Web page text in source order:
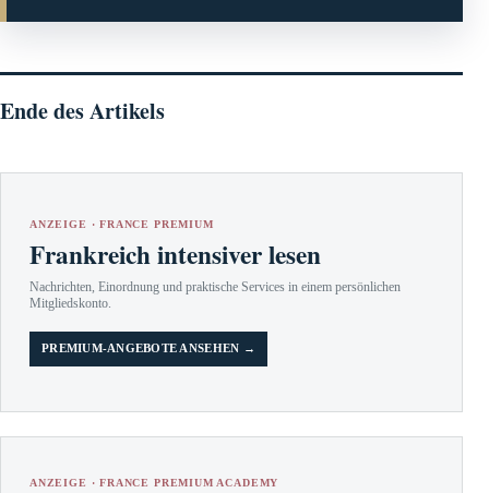
Ende des Artikels
ANZEIGE · FRANCE PREMIUM
Frankreich intensiver lesen
Nachrichten, Einordnung und praktische Services in einem persönlichen
Mitgliedskonto.
PREMIUM-ANGEBOTE ANSEHEN →
ANZEIGE · FRANCE PREMIUM ACADEMY